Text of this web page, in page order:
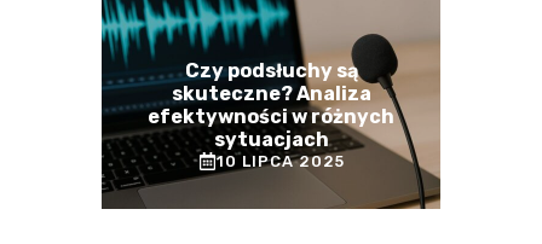
Czy podsłuchy są
skuteczne? Analiza
efektywności w różnych
sytuacjach
10 LIPCA 2025